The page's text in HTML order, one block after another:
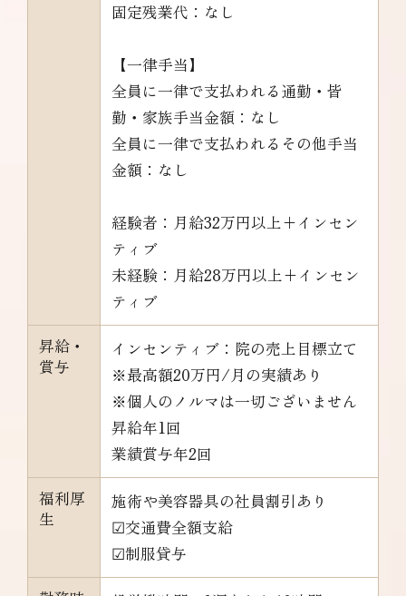
固定残業代：なし
【一律手当】
全員に一律で支払われる通勤・皆
勤・家族手当金額：なし
全員に一律で支払われるその他手当
金額：なし
経験者：月給32万円以上+インセン
ティブ
未経験：月給28万円以上+インセン
ティブ
昇給・
賞与
インセンティブ：院の売上目標立て
※最高額20万円/月の実績あり
※個人のノルマは一切ございません
昇給年1回
業績賞与年2回
福利厚
生
施術や美容器具の社員割引あり
☑交通費全額支給
☑制服貸与